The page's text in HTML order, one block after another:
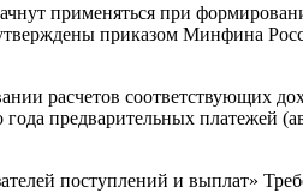
применяться при
приказом Минфина
расчетов соответствующих
предварительных платежей
поступлений и выплат»